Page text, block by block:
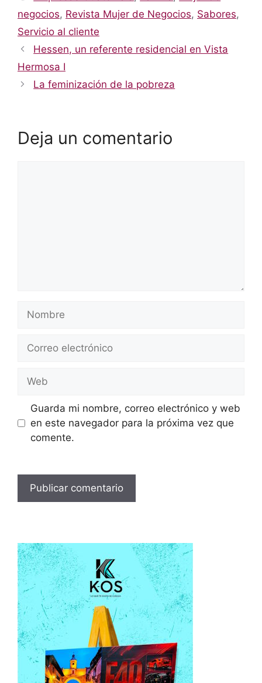
negocios, Revista Mujer de Negocios, Sabores,
Servicio al cliente
Hessen, un referente residencial en Vista
Hermosa I
La feminización de la pobreza
Deja un comentario
electrónico
Guarda mi nombre, correo electrónico y web
en este navegador para la próxima vez que
comente.